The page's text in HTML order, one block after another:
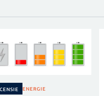
ENERGIE